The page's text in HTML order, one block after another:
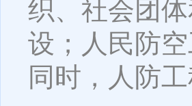
织、社会团
设；人民防
同时，人防